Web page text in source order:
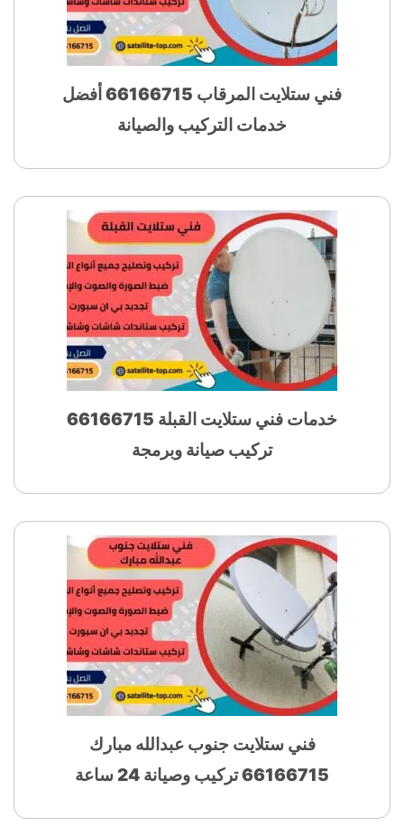
فني ستلايت المرقاب 66166715 أفضل
خدمات التركيب والصيانة
خدمات فني ستلايت القبلة 66166715
تركيب صيانة وبرمجة
فني ستلايت جنوب عبدالله مبارك
66166715 تركيب وصيانة 24 ساعة